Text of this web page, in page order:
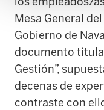
Mesa General
Gobierno de
documento
Gestión”,
decenas de
contraste con